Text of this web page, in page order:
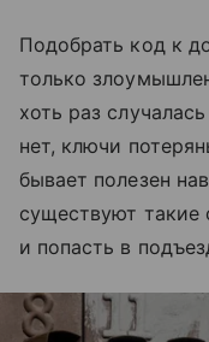
Подобрать код к
только
хоть раз
нет, ключи
бывает полезен
существуют такие
и попасть в